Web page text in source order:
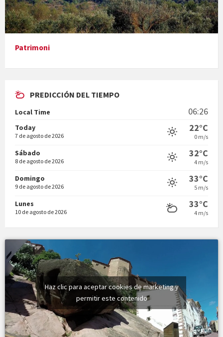
Presentació del llibre &quot;La mare&quot;, d'Emma Zafon
En Bum
Vermuts a la Font. Hit parit
Patrimoni
PREDICCIÓN DEL TIEMPO
Local Time 06:26
Today
7 de agosto de 2026
22°C
0 m/s
Sábado
8 de agosto de 2026
32°C
4 m/s
Domingo
9 de agosto de 2026
33°C
5 m/s
Lunes
10 de agosto de 2026
33°C
4 m/s
Haz clic para aceptar cookies de marketing y
permitir este contenido